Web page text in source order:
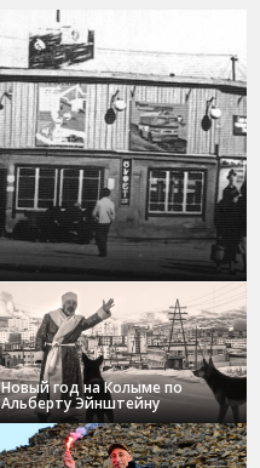
Новый год на Колыме по
Альберту Эйнштейну